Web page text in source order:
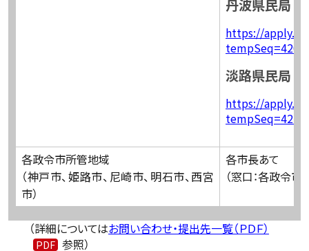
丹波県民局
https://
tempSeq=4208
淡路県民局
https://
tempSeq=4210
各政令市所管地域
（神戸市、姫路市、尼崎市、明石市、西宮
市）
各市長あて
（窓口：各政令
（詳細についてはお問い合わせ・提出先一覧（ＰＤＦ）
参照）